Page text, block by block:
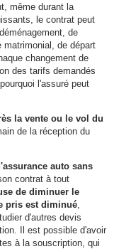
même durant la
le contrat peut
de
matrimonial, de départ
changement de
des tarifs demandés
l'assuré peut
la vente ou le vol du
de la réception du
auto sans
contrat à tout
de diminuer le
pris est diminué,
d'autres devis
Il est possible d'avoir
à la souscription, qui